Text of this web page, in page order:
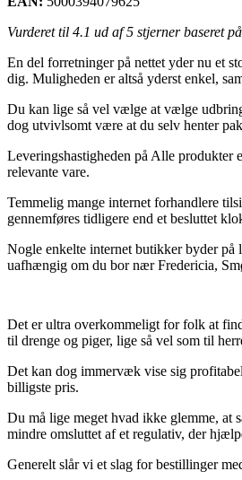
Vurderet til 4.1 ud af 5 stjerner baseret på
En del forretninger på nettet yder nu et
dig. Muligheden er altså yderst enkel,
Du kan lige så vel vælge at vælge
dog utvivlsomt være at du selv henter
Leveringshastigheden på Alle produkter
relevante vare.
Temmelig mange internet forhandlere
gennemføres tidligere end et besluttet
Nogle enkelte internet butikker byder på
uafhængig om du bor nær Fredericia,
Det er ultra overkommeligt for folk at
til drenge og piger, lige så vel som til
Det kan dog immervæk vise sig
billigste pris.
Du må lige meget hvad ikke glemme, at
mindre omsluttet af et regulativ, der
Generelt slår vi et slag for bestillinger